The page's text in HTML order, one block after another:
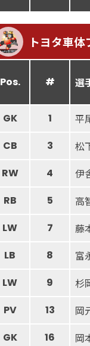
トヨタ車
Pos. # 選
GK
1 平
CB
3 松
RW
4 伊
RB 5 高
LW
7 藤
LB 8 富
LW
9 杉
PV
13 岡
GK
16 岡